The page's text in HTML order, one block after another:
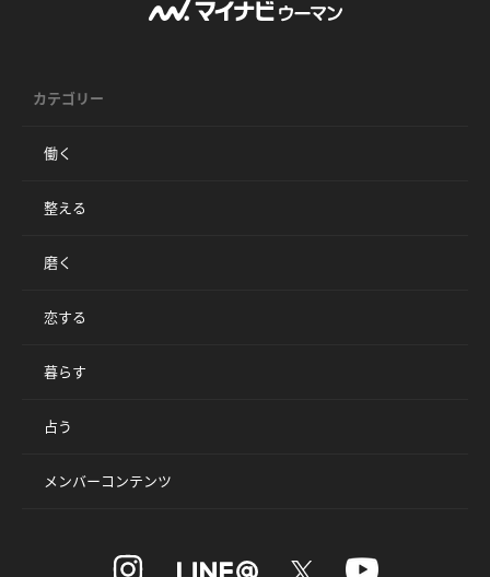
カテゴリー
働く
整える
磨く
恋する
暮らす
占う
メンバーコンテンツ